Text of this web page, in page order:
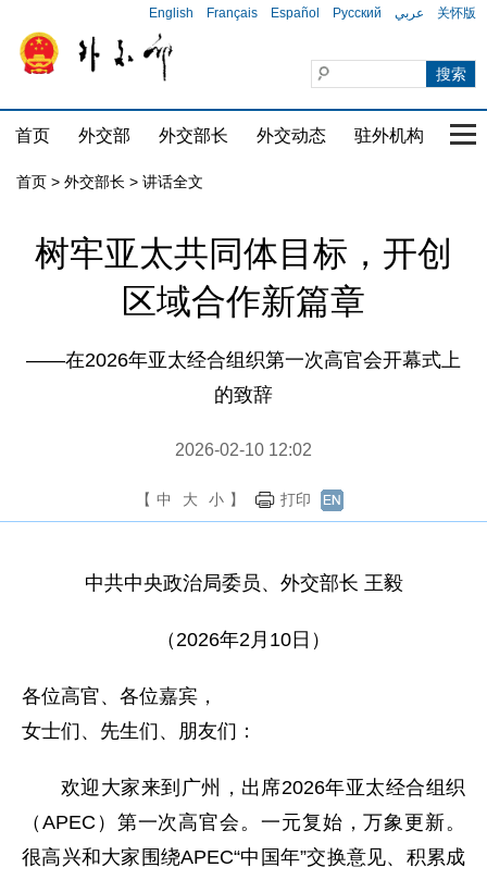
English Français Español Русский عربي 关怀版
首页 外交部 外交部长 外交动态 驻外机构 国
首页 > 外交部长 > 讲话全文
树牢亚太共同体目标，开创
区域合作新篇章
——在2026年亚太经合组织第一次高官会开幕式上
的致辞
2026-02-10 12:02
【 中 大 小 】 打印
中共中央政治局委员、外交部长 王毅
（2026年2月10日）
各位高官、各位嘉宾，
女士们、先生们、朋友们：
欢迎大家来到广州，出席2026年亚太经合组织
（APEC）第一次高官会。一元复始，万象更新。
很高兴和大家围绕APEC“中国年”交换意见、积累成